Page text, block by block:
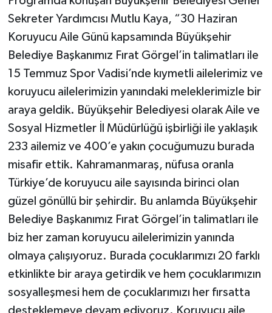
Sekreter Yardımcısı Mutlu Kaya, “30 Haziran
Koruyucu Aile Günü kapsamında Büyükşehir
Belediye Başkanımız Fırat Görgel’in talimatları ile
15 Temmuz Spor Vadisi’nde kıymetli ailelerimiz ve
koruyucu ailelerimizin yanındaki meleklerimizle bir
araya geldik. Büyükşehir Belediyesi olarak Aile ve
Sosyal Hizmetler İl Müdürlüğü işbirliği ile yaklaşık
233 ailemiz ve 400’e yakın çocuğumuzu burada
misafir ettik. Kahramanmaraş, nüfusa oranla
Türkiye’de koruyucu aile sayısında birinci olan
güzel gönüllü bir şehirdir. Bu anlamda Büyükşehir
Belediye Başkanımız Fırat Görgel’in talimatları ile
biz her zaman koruyucu ailelerimizin yanında
olmaya çalışıyoruz. Burada çocuklarımızı 20 farklı
etkinlikte bir araya getirdik ve hem çocuklarımızın
sosyalleşmesi hem de çocuklarımızı her fırsatta